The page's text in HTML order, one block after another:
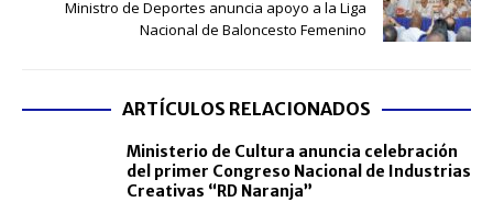
Ministro de Deportes anuncia apoyo a la Liga
Nacional de Baloncesto Femenino
ARTÍCULOS RELACIONADOS
Ministerio de Cultura anuncia celebración
del primer Congreso Nacional de Industrias
Creativas “RD Naranja”